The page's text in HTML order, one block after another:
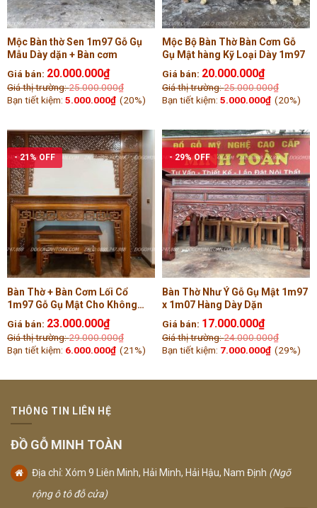
Mộc Bàn thờ Sen 1m97 Gỗ Gụ
Mẫu Dày dặn + Bàn cơm
Giá bán: 20.000.000₫
Giá thị trường:25.000.000₫
Bạn tiết kiệm: 5.000.000₫ (20%)
Mộc Bộ Bàn Thờ Bàn Cơm Gỗ
Gụ Mật hàng Kỹ Loại Dày 1m97
Giá bán: 20.000.000₫
Giá thị trường:25.000.000₫
Bạn tiết kiệm: 5.000.000₫ (20%)
- 21% OFF
Bàn Thờ + Bàn Cơm Lối Cổ
1m97 Gỗ Gụ Mật Cho Không
gian nhỏ Gọn
Giá bán: 23.000.000₫
Giá thị trường:29.000.000₫
Bạn tiết kiệm: 6.000.000₫ (21%)
- 29% OFF
Bàn Thờ Như Ý Gỗ Gụ Mật 1m97
x 1m07 Hàng Dày Dặn
Giá bán: 17.000.000₫
Giá thị trường:24.000.000₫
Bạn tiết kiệm: 7.000.000₫ (29%)
THÔNG TIN LIÊN HỆ
ĐỒ GỖ MINH TOÀN
Địa chỉ: Xóm 9 Liên Minh, Hải Minh, Hải Hậu, Nam Định (Ngõ
rộng ô tô đỗ cửa)